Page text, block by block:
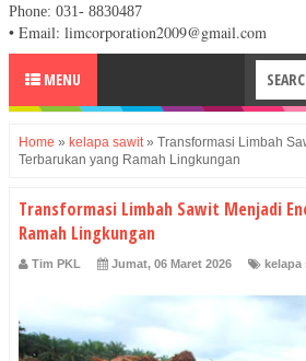
Phone: 031- 8830487
• Email: limcorporation2009@gmail.com
MENU
Home » kelapa sawit» Transformasi Limbah
Terbarukan yang Ramah Lingkungan
Transformasi Limbah Sawit Menjadi
Ramah Lingkungan
Tim PKL Jumat, 06 Maret 2026 kelapa